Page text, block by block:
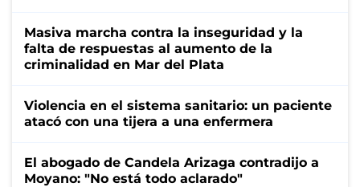
Masiva marcha contra la inseguridad y la
falta de respuestas al aumento de la
criminalidad en Mar del Plata
Violencia en el sistema sanitario: un paciente
atacó con una tijera a una enfermera
El abogado de Candela Arizaga contradijo a
Moyano: "No está todo aclarado"